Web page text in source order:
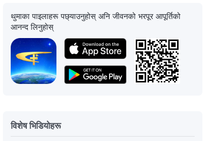
3:16
Nepali Christian Song | साँचो
प्रार्थनामा कसरी प्रवेश गर्ने
Nepali Christian Song | मानवजातिको
परमेश्‍वरमा विश्‍वास बारे सबैभन्दा दुःखद कुरा
थुमाका पाइलाहरू पछ्याउनुहोस् अनि जीवनको भरपूर आपूर्तिको
आनन्द लिनुहोस्
विशेष भिडियोहरू